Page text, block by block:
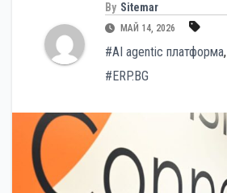
By Sitemar
МАЙ 14, 2026
#AI agentic платформа,
#ERP.BG